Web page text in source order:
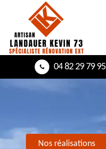
04 82 29 79 95
Nos réalisations